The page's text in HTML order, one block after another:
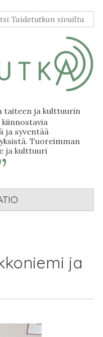
taiteen ja kulttuurin
ja syventää
Tuoreimman
ja kulttuuri
ja